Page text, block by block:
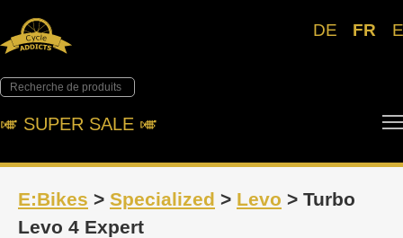
DE FR
🎺︎ SUPER SALE 🎺︎
E:Bikes > Specialized > Levo > Turbo
Levo 4 Expert